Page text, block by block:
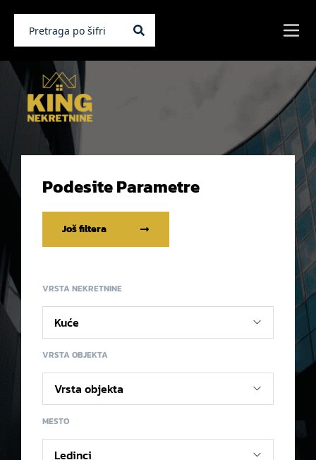
Podesite Parametre
Još filtera
VRSTA NEKRETNINE
VRSTA OBJEKTA
MESTO